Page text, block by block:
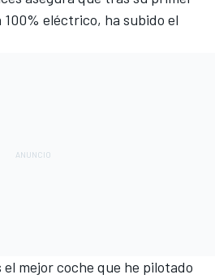
eléctrico, ha subido el
el mejor coche que he pilotado